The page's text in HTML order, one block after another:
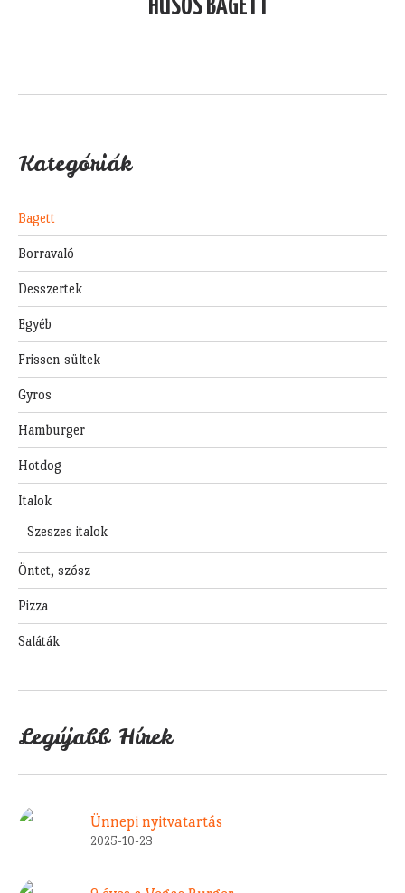
HÚSOS BAGETT
Kategóriák
Bagett
Borravaló
Desszertek
Egyéb
Frissen sültek
Gyros
Hamburger
Hotdog
Italok
Szeszes italok
Öntet, szósz
Pizza
Saláták
Legújabb Hírek
Ünnepi nyitvatartás
2025-10-23